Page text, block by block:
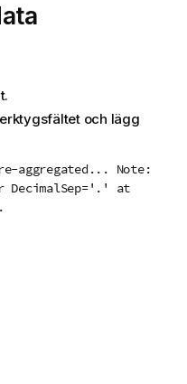
och lägg
aggregated... Note:
DecimalSep='.' at